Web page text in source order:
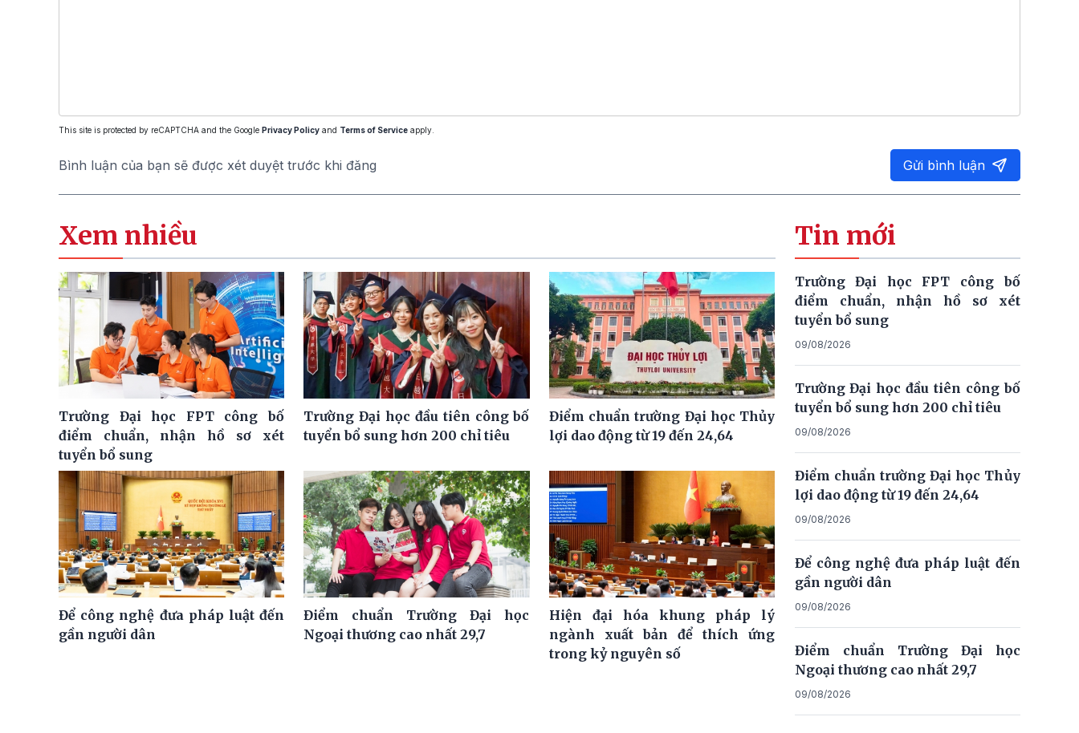
This site is protected by reCAPTCHA and the Google Privacy Policy and Terms of Service apply.
Bình luận của bạn sẽ được xét duyệt trước khi đăng Gửi bình luận
Xem nhiều
Trường Đại học FPT công bố
điểm chuẩn, nhận hồ sơ xét
tuyển bổ sung
Trường Đại học đầu tiên công bố
tuyển bổ sung hơn 200 chỉ tiêu
Điểm chuẩn trường Đại học Thủy
lợi dao động từ 19 đến 24,64
Để công nghệ đưa pháp luật đến
gần người dân
Điểm chuẩn Trường Đại học
Ngoại thương cao nhất 29,7
Hiện đại hóa khung pháp lý
ngành xuất bản để thích ứng
trong kỷ nguyên số
Tin mới
Trường Đại học FPT công bố
điểm chuẩn, nhận hồ sơ xét
tuyển bổ sung
09/08/2026
Trường Đại học đầu tiên công bố
tuyển bổ sung hơn 200 chỉ tiêu
09/08/2026
Điểm chuẩn trường Đại học Thủy
lợi dao động từ 19 đến 24,64
09/08/2026
Để công nghệ đưa pháp luật đến
gần người dân
09/08/2026
Điểm chuẩn Trường Đại học
Ngoại thương cao nhất 29,7
09/08/2026